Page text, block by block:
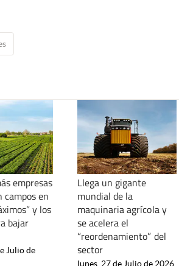
empresas
campos en
y los
bajar
Julio de
Llega un gigante
mundial de la
maquinaria agrícola y
se acelera el
“reordenamiento” del
sector
lunes, 27 de Julio de 2026